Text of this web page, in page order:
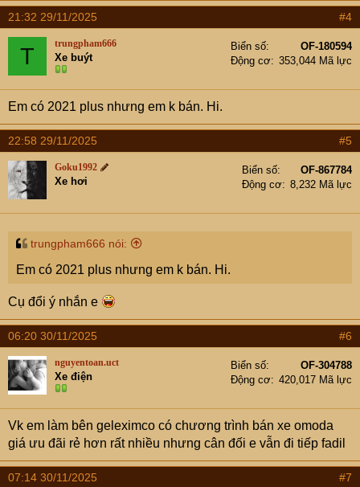
a
c
t
n
s
:
21:32 29/11/2025 #4
T trungpham666
Xe buýt
Biển số
OF-180594
Động cơ
353,044 Mã lực
Em có 2021 plus nhưng em k bán. Hi.
22:58 29/11/2025 #5
Goku1992
Xe hơi
Biển số
OF-867784
Động cơ
8,232 Mã lực
trungpham666 nói:
Em có 2021 plus nhưng em k bán. Hi.
Cụ đổi ý nhắn e
06:20 30/11/2025 #6
nguyentoan.uct
Xe điện
Biển số
OF-304788
Động cơ
420,017 Mã lực
Vk em làm bên geleximco có chương trình bán xe omoda
giá ưu đãi rẻ hơn rất nhiều nhưng cân đối e vẫn đi tiếp fadil
07:14 30/11/2025 #7